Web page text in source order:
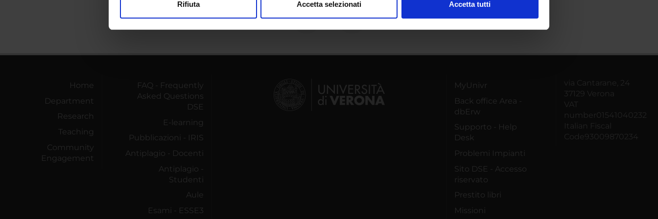
Rifiuta Accetta selezionati Accetta tutti
Home
Department
Research
Teaching
Community
Engagement
FAQ - Frequently
Asked Questions
DSE
E-learning
Pubblicazioni - IRIS
Antiplagio - Docenti
Antiplagio -
Studenti
Aule
Esami - ESSE3
MyUnivr
Back office Area -
dbErw
Supporto - Help
Desk
Problemi Impianti
Sito DSE - Accesso
riservato
Prestito libri
Missioni
via Cantarane, 24
37129 Verona
VAT
number01541040232
Italian Fiscal
Code93009870234